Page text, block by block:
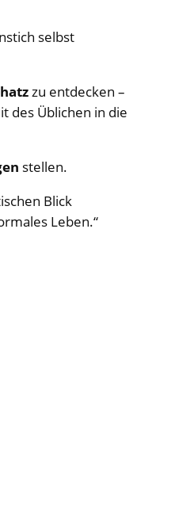
selbst
zu entdecken –
des Üblichen in die
stellen.
Blick
Leben.“